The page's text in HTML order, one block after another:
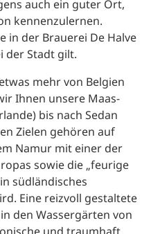
auch ein guter Ort,
kennenzulernen.
in der Brauerei De Halve
der Stadt gilt.
mehr von Belgien
Ihnen unsere Maas-
bis nach Sedan
Zielen gehören auf
Namur mit einer der
sowie die „feurige
südländisches
Eine reizvoll gestaltete
den Wassergärten von